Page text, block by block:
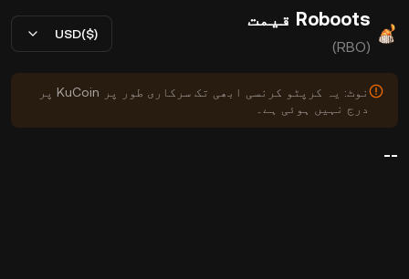
Roboots قیمت
(RBO)
USD($)
نوٹ: یہ کرپٹو کرنسی ابھی تک سرکاری طور پر KuCoin پر
درج نہیں ہوئی ہے۔
--